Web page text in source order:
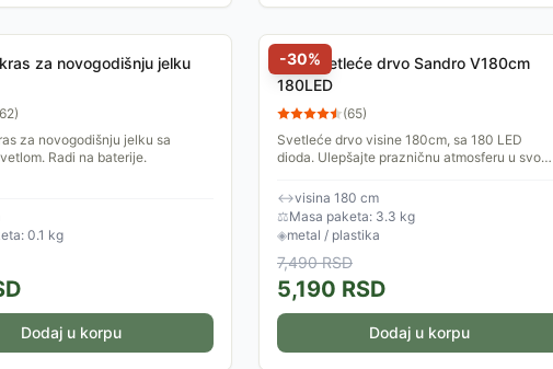
za novogodišnju jelku
62)
za novogodišnju jelku sa
Radi na baterije.
0.1 kg
Dodaj u korpu
-30%
LED Svetleće drvo Sandro V180cm
180LED
(65)
Svetleće drvo visine 180cm, sa 180 LED
dioda. Ulepšajte prazničnu atmosferu u svome
čaroliju u kojoj...
↔visina 180 cm
⚖Masa paketa: 3.3 kg
◈metal / plastika
7,490RSD
5,190 RSD
Dodaj u korpu